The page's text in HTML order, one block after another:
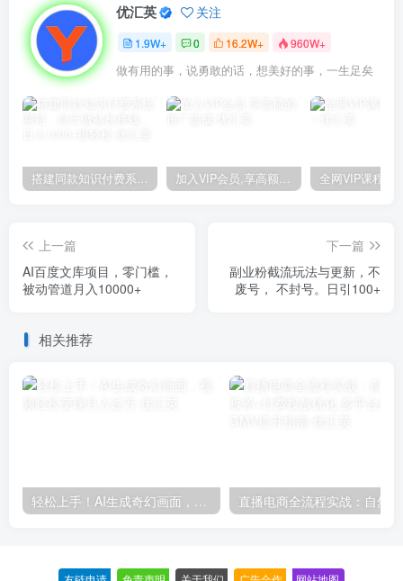
优汇英 关注
1.9W+ 0 16.2W+ 960W+
做有用的事，说勇敢的话，想美好的事，一生足矣
搭建同款知识付费系统网站，自己做站长挣钱，日入1000+很轻松 加入VIP会员,享高额的推广提成
上一篇
AI百度文库项目，零门槛，
被动管道月入10000+
下一篇
副业粉截流玩法与更新，不
废号， 不封号。日引100+
相关推荐
轻松上手！AI生成奇幻画面，视频轻松变现月入过万